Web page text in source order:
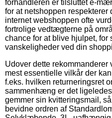
forhandleren er tilsluttet e-
for at netshoppen
internet webshoppen ofte
fortrolige vedtægterne på
chance for at blive hjulpet,
vanskeligheder ved din
Udover dette
mest essentielle vilkår der
f.eks. hvilken returneringsret
sammenhæng er det
gemmer sin kvitteringsmail,
bevidne ordren af